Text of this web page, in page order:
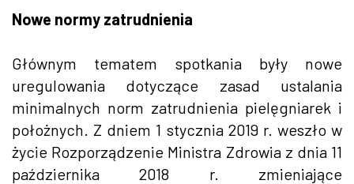
Nowe normy zatrudnienia
Głównym tematem spotkania były nowe
uregulowania dotyczące zasad ustalania
minimalnych norm zatrudnienia pielęgniarek i
położnych. Z dniem 1 stycznia 2019 r. weszło w
życie Rozporządzenie Ministra Zdrowia z dnia 11
października 2018 r. zmieniające